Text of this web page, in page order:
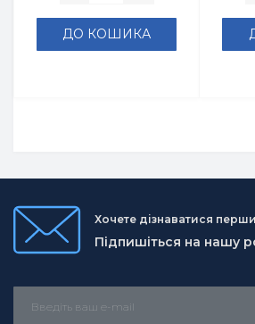
ДО КОШИКА
Хочете дізнаватися
Підпишіться на нашу